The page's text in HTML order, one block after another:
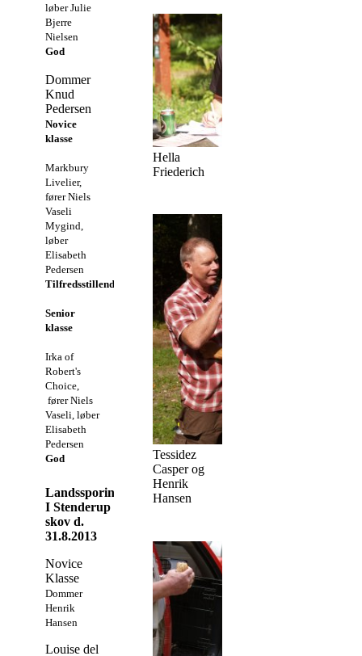
løber Julie
Bjerre
Nielsen
God
Dommer
Knud
Pedersen
Novice
klasse
Markbury
Livelier,
fører Niels
Vaseli
Mygind,
løber
Elisabeth
Pedersen
Tilfredsstillende
Senior
klasse
Irka of
Robert's
Choice,
fører Niels
Vaseli, løber
Elisabeth
Pedersen
God
Landssporing
I Stenderup
skov d.
31.8.2013
Novice
Klasse
Dommer
Henrik
Hansen
Louise del
Hella
Friederich
Tessidez
Casper og
Henrik
Hansen